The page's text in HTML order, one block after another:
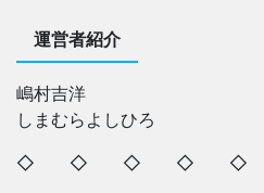
運営者紹介
嶋村吉洋
しまむらよしひろ
◇ ◇ ◇ ◇ ◇